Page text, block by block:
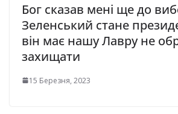
Бог сказав мені ще до
Зеленський стане
він має нашу Лавру не
захищати
15 Березня, 2023